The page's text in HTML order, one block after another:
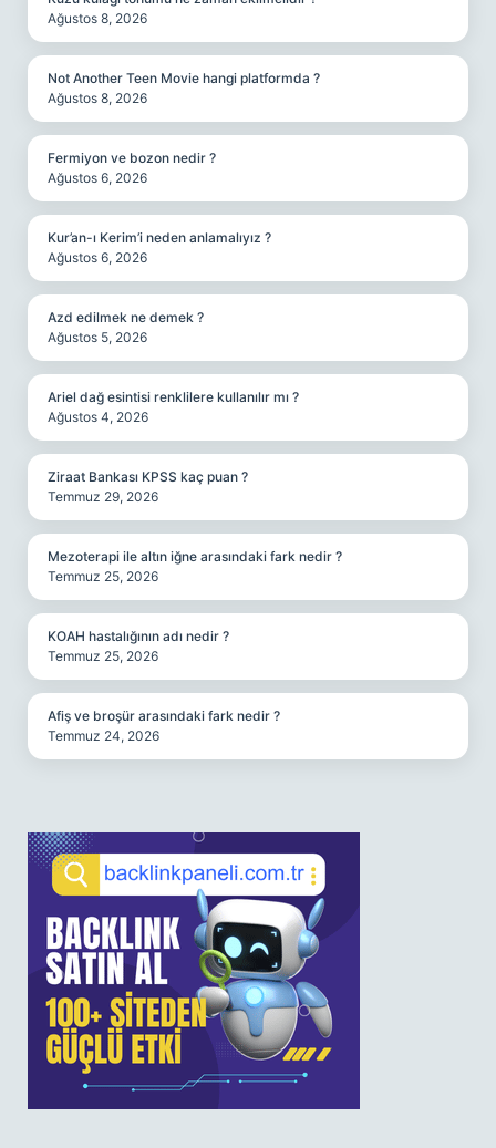
Ağustos 8, 2026
Not Another Teen Movie hangi platformda ?
Ağustos 8, 2026
Fermiyon ve bozon nedir ?
Ağustos 6, 2026
Kur’an-ı Kerim’i neden anlamalıyız ?
Ağustos 6, 2026
Azd edilmek ne demek ?
Ağustos 5, 2026
Ariel dağ esintisi renklilere kullanılır mı ?
Ağustos 4, 2026
Ziraat Bankası KPSS kaç puan ?
Temmuz 29, 2026
Mezoterapi ile altın iğne arasındaki fark nedir ?
Temmuz 25, 2026
KOAH hastalığının adı nedir ?
Temmuz 25, 2026
Afiş ve broşür arasındaki fark nedir ?
Temmuz 24, 2026